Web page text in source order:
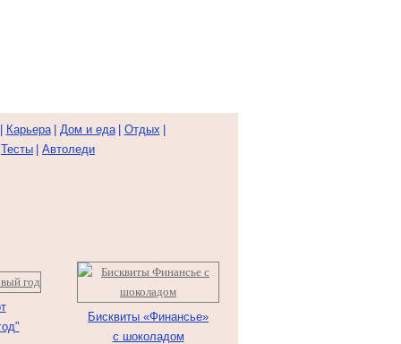
Карьера Дом и еда Отдых
Тесты Автоледи
Бисквиты «Финансье»
с шоколадом